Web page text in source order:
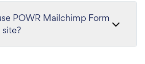
POWR Mailchimp Form